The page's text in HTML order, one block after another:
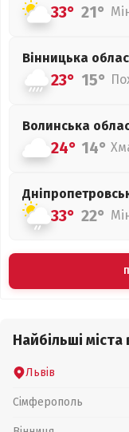
33° 21°
Вінницька
23° 15°
Волинська
24° 14°
33° 22°
Найбільші міста
Львів
Сімферополь